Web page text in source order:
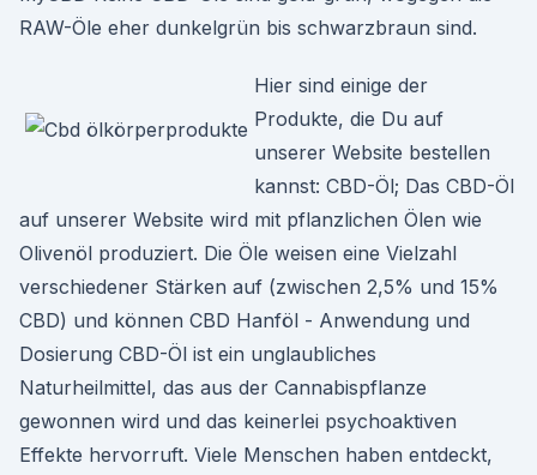
RAW-Öle eher dunkelgrün bis schwarzbraun sind.
Hier sind einige der
Produkte, die Du auf
unserer Website bestellen
kannst: CBD-Öl; Das CBD-Öl
auf unserer Website wird mit pflanzlichen Ölen wie
Olivenöl produziert. Die Öle weisen eine Vielzahl
verschiedener Stärken auf (zwischen 2,5% und 15%
CBD) und können CBD Hanföl - Anwendung und
Dosierung CBD-Öl ist ein unglaubliches
Naturheilmittel, das aus der Cannabispflanze
gewonnen wird und das keinerlei psychoaktiven
Effekte hervorruft. Viele Menschen haben entdeckt,